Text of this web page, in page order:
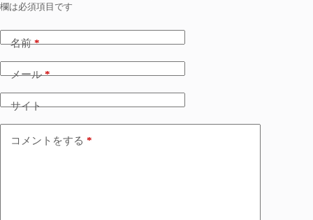
欄は必須項目です
名前*
メール*
サイト
コメントをする *